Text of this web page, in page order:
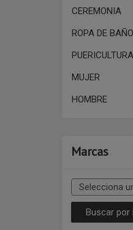
CEREMONIA
ROPA DE BAÑO
MUJER
HOMBRE
Marcas